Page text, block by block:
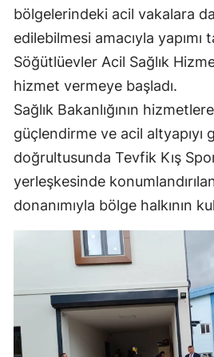
bölgelerindeki acil vakalara
edilebilmesi amacıyla yapımı
Söğütlüevler Acil Sağlık
hizmet vermeye başladı.
Sağlık Bakanlığının
güçlendirme ve acil altyapıyı
doğrultusunda Tevfik Kış
yerleşkesinde
donanımıyla bölge halkının